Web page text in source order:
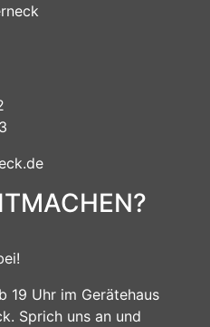
19 Uhr im Gerätehaus
Sprich uns an und